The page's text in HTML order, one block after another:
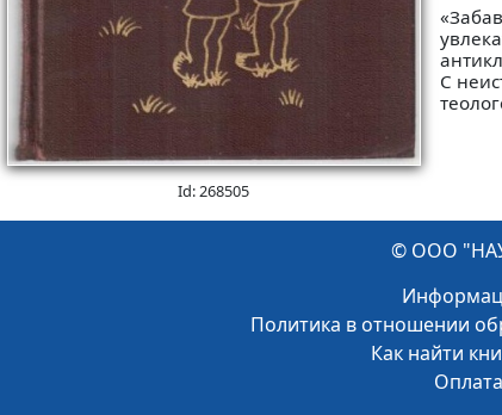
Id: 268505
С
© ООО
Политика в отношении
Как найти